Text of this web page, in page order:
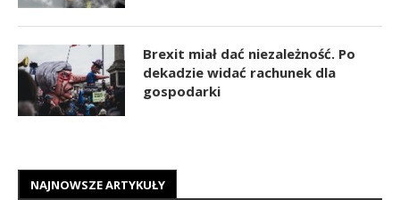
Brexit miał dać niezależność. Po
dekadzie widać rachunek dla
gospodarki
NAJNOWSZE ARTYKUŁY